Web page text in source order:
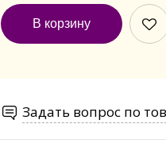
Задать вопрос по